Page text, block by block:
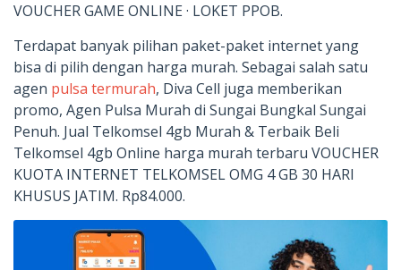
VOUCHER GAME ONLINE · LOKET PPOB.
Terdapat banyak pilihan paket-paket internet yang
bisa di pilih dengan harga murah. Sebagai salah satu
agen pulsa termurah, Diva Cell juga memberikan
promo, Agen Pulsa Murah di Sungai Bungkal Sungai
Penuh. Jual Telkomsel 4gb Murah & Terbaik Beli
Telkomsel 4gb Online harga murah terbaru VOUCHER
KUOTA INTERNET TELKOMSEL OMG 4 GB 30 HARI
KHUSUS JATIM. Rp84.000.